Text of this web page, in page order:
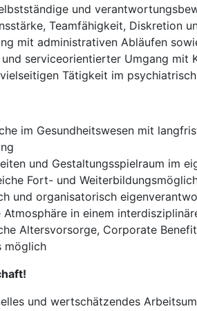
und
Teamfähigkeit, Diskretion
mit administrativen Abläufen
serviceorientierter Umgang mit
Tätigkeit im
im Gesundheitswesen mit
und Gestaltungsspielraum im
Fort- und
und organisatorisch
in einem
Altersvorsorge, Corporate
möglich
und wertschätzendes